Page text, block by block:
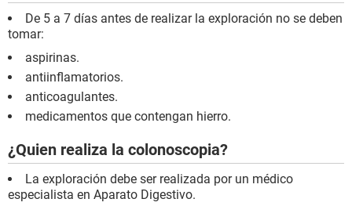
De 5 a 7 días antes de realizar la exploración no se deben
tomar:
aspirinas.
antiinflamatorios.
anticoagulantes.
medicamentos que contengan hierro.
¿Quien realiza la colonoscopia?
La exploración debe ser realizada por un médico
especialista en Aparato Digestivo.